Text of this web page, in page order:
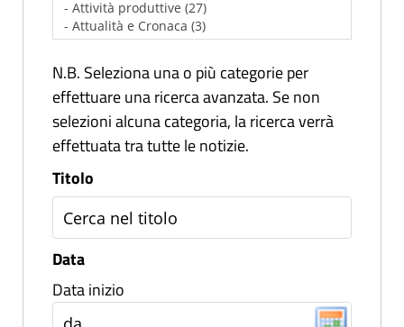
N.B. Seleziona una o più categorie per
effettuare una ricerca avanzata. Se non
selezioni alcuna categoria, la ricerca verrà
effettuata tra tutte le notizie.
Titolo
Data
Data inizio